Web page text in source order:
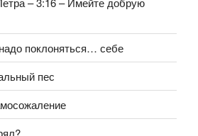
поклоняться… себе
пес